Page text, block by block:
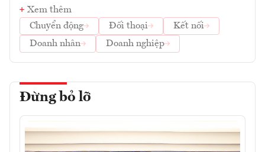
Xem thêm
Chuyển động
Đối thoại
Kết nối
Doanh nhân
Doanh nghiệp
Đừng bỏ lỡ